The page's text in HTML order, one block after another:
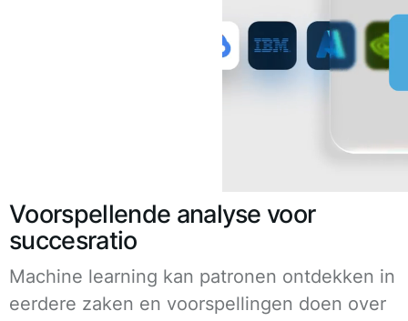
Voorspellende analyse voor
succesratio
Machine learning kan patronen ontdekken in
eerdere zaken en voorspellingen doen over